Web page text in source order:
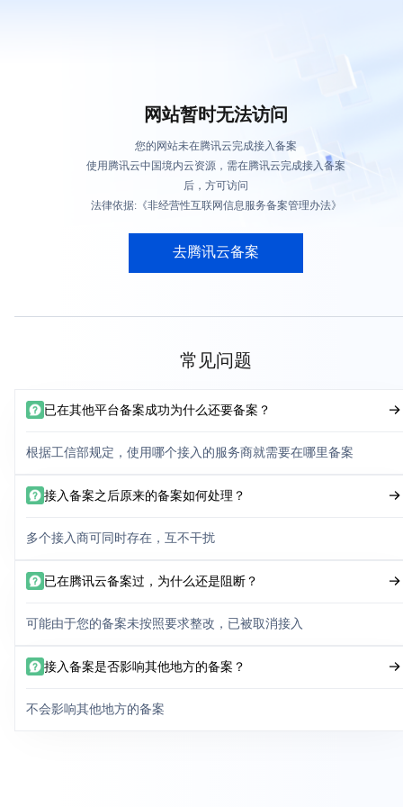
网站暂时无法访问
您的网站未在腾讯云完成接入备案
使用腾讯云中国境内云资源，需在腾讯云完成接入备案
后，方可访问
法律依据:《非经营性互联网信息服务备案管理办法》
去腾讯云备案
常见问题
已在其他平台备案成功为什么还要备案？
根据工信部规定，使用哪个接入的服务商就需要在哪里备案
接入备案之后原来的备案如何处理？
多个接入商可同时存在，互不干扰
已在腾讯云备案过，为什么还是阻断？
可能由于您的备案未按照要求整改，已被取消接入
接入备案是否影响其他地方的备案？
不会影响其他地方的备案